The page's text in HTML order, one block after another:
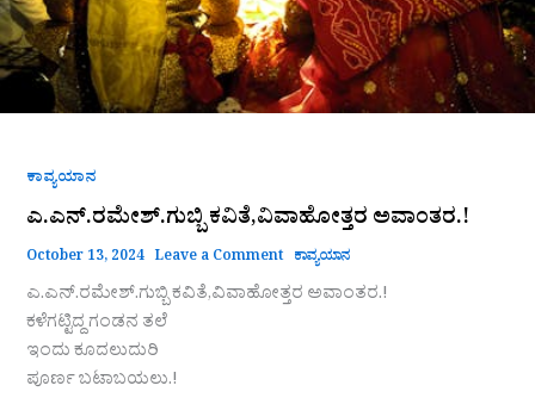
ಕಾವ್ಯಯಾನ
ಎ.ಎನ್.ರಮೇಶ್.ಗುಬ್ಬಿ ಕವಿತೆ,ವಿವಾಹೋತ್ತರ ಅವಾಂತರ.!
October 13, 2024 Leave a Comment ಕಾವ್ಯಯಾನ
ಎ.ಎನ್.ರಮೇಶ್.ಗುಬ್ಬಿ ಕವಿತೆ,ವಿವಾಹೋತ್ತರ ಅವಾಂತರ.!
ಕಳೆಗಟ್ಟಿದ್ದ ಗಂಡನ ತಲೆ
ಇಂದು ಕೂದಲುದುರಿ
ಪೂರ್ಣ ಬಟಾಬಯಲು.!